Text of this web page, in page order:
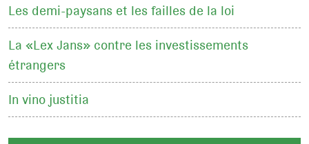
Les demi-paysans et les failles de la loi
La «Lex Jans» contre les investissements
étrangers
In vino justitia